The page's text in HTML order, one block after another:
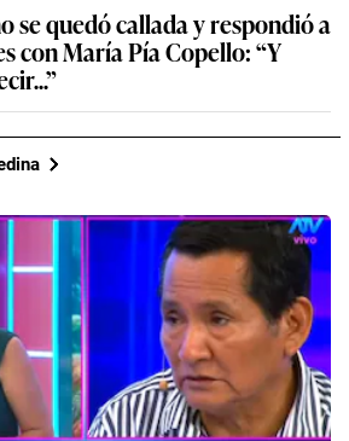
se quedó callada y respondió a
con María Pía Copello: “Y